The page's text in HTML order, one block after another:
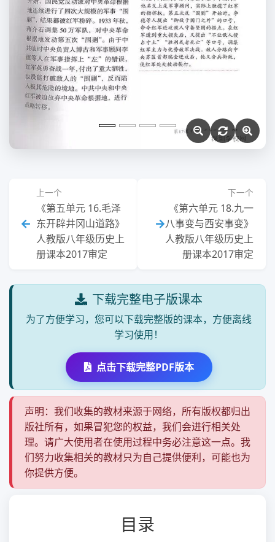
上一个
《第五单元 16.毛泽
东开辟井冈山道路》
人教版八年级历史上
册课本2017审定
下一个
《第六单元 18.九一
八事变与西安事变》
人教版八年级历史上
册课本2017审定
下载完整电子版课本
为了方便学习，您可以下载完整版的课本，方便离线
学习使用！
点击下载完整PDF版本
声明：我们收集的教材来源于网络，所有版权都归出
版社所有，如果冒犯您的权益，我们会进行相关处
理。请广大使用者在使用过程中务必注意这一点。我
们努力收集相关的教材只为自己提供便利，可能也为
你提供方便。
目录